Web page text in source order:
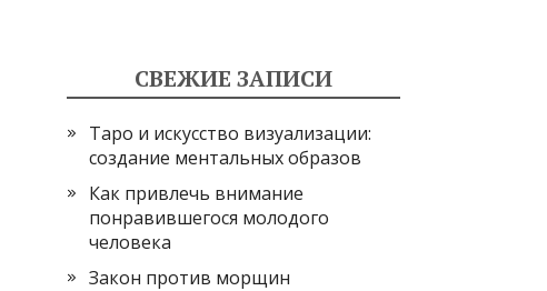
СВЕЖИЕ ЗАПИСИ
Таро и искусство визуализации:
создание ментальных образов
Как привлечь внимание
понравившегося молодого
человека
Закон против морщин